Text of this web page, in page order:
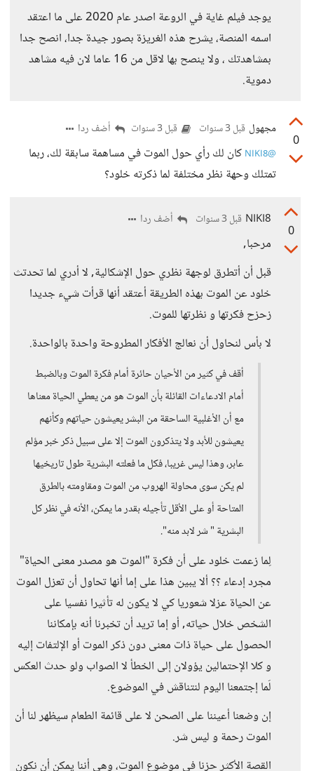
يوجد فيلم غاية في الروعة اصدر عام 2020 على ما اعتقد
اسمه المنصة، يشرح هذه الغريزة بصور جيدة جدا، انصح جدا
بمشاهدتك ، ولا ينصح بها لاقل من 16 عاما لان فيه مشاهد
دموية.
0
مجهول قبل 3 سنوات قبل 3 سنوات أضف ردا
@NIKI8
كان لك رأي حول الموت في مساهمة سابقة لك، ربما
تمتلك وحهة نظر مختلفة لما ذكرته خلود؟
0
NIKI8 قبل 3 سنوات أضف ردا
مرحبا,
قبل أن أتطرق لوجهة نظري حول الإشكالية, لا أدري لما تحدتث
خلود عن الموت بهذه الطريقة أعتقد أنها قرأت شيء جديدا
زحزح فكرتها و نظرتها للموت.
لا بأس لنحاول أن نعالج الأفكار المطروحة واحدة بالواحدة.
أقف في كثير من الأحيان حائرة أمام فكرة الموت وبالضبط
أمام الادعاءات القائلة بأن الموت هو من يعطي الحياة معناها
مع أن الأغلبية الساحقة من البشر يعيشون حياتهم وكأنهم
يعيشون للأبد ولا يتذكرون الموت إلا على سبيل ذكر خبر مؤلم
عابر، وهذا ليس غريبا، فكل ما فعلته البشرية طول تاريخيها
لم يكن سوى محاولة الهروب من الموت ومقاومته بالطرق
المتاحة أو على الأقل تأجيله بقدر ما يمكن، الأنه في نظر كل
البشرية " شر لابد منه".
لِما زعمت خلود على أن فكرة "الموت هو مصدر معنى الحياة"
مجرد إدعاء ؟؟ ألا يبين هذا على إما أنها تحاول أن تعزل الموت
عن الحياة عزلا شعوريا كي لا يكون له تأثيرا نفسيا على
الشخص خلال حياته, أو إما تريد أن تخبرنا أنه بإمكاننا
الحصول على حياة ذات معنى دون ذكر الموت أو الإلتفات إليه
و كلا الإحتمالين يؤولان إلى الخطأ لا الصواب ولو حدث العكس
لَما إجتمعنا اليوم لنتناقش في الموضوع.
إن وضعنا أعيننا على الصحن لا على قائمة الطعام سيظهر لنا أن
الموت رحمة و ليس شر.
القصة الأكثر حزنا في موضوع الموت، وهي أننا يمكن أن نكون